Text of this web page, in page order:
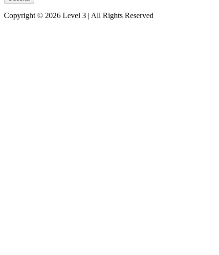
Copyright © 2026 Level 3 | All Rights Reserved